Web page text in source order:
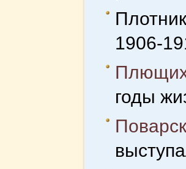
1906-
годы